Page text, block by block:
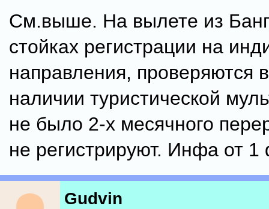
См.выше. На вылете из
стойках регистрации на
направления, проверяются
наличии туристической
не было 2-х месячного
не регистрируют. Инфа от
Gudvin